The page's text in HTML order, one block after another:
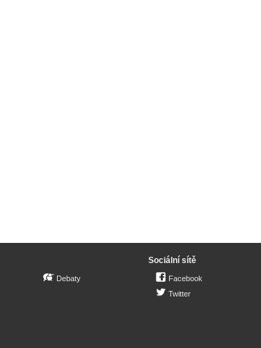
Debaty
Sociální sítě
Facebook
Twitter